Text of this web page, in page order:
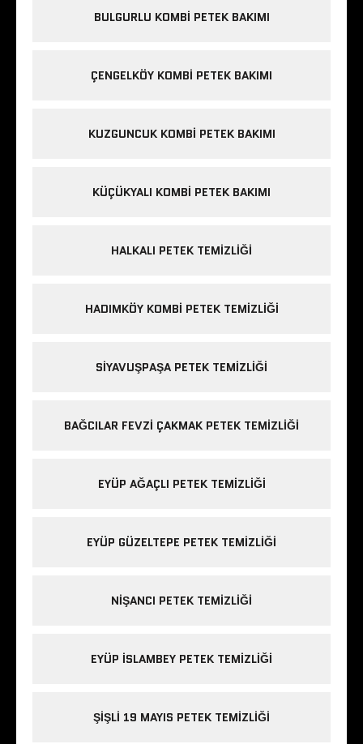
BULGURLU KOMBI PETEK BAKIMI
ÇENGELKÖY KOMBI PETEK BAKIMI
KUZGUNCUK KOMBI PETEK BAKIMI
KÜÇÜKYALI KOMBI PETEK BAKIMI
HALKALI PETEK TEMIZLIĞI
HADIMKÖY KOMBI PETEK TEMIZLIĞI
SIYAVUŞPAŞA PETEK TEMIZLIĞI
BAĞCILAR FEVZI ÇAKMAK PETEK TEMIZLIĞI
EYÜP AĞAÇLI PETEK TEMIZLIĞI
EYÜP GÜZELTEPE PETEK TEMIZLIĞI
NIŞANCI PETEK TEMIZLIĞI
EYÜP ISLAMBEY PETEK TEMIZLIĞI
ŞIŞLI 19 MAYIS PETEK TEMIZLIĞI